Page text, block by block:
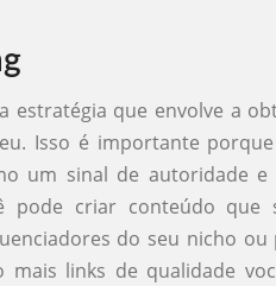
estratégia que envolve a
Isso é importante
um sinal de autoridade
pode criar conteúdo que
do seu nicho
mais links de qualidade